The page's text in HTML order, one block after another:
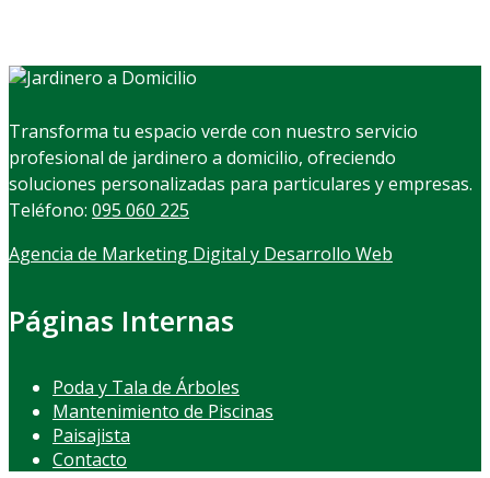
Transforma tu espacio verde con nuestro servicio
profesional de jardinero a domicilio, ofreciendo
soluciones personalizadas para particulares y empresas.
Teléfono: 095 060 225
Agencia de Marketing Digital y Desarrollo Web
Páginas Internas
Poda y Tala de Árboles
Mantenimiento de Piscinas
Paisajista
Contacto